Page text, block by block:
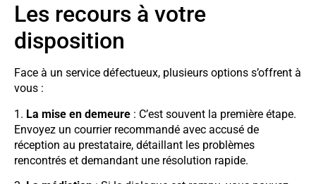
Les recours à votre
disposition
Face à un service défectueux, plusieurs options s’offrent à
vous :
1. La mise en demeure : C’est souvent la première étape.
Envoyez un courrier recommandé avec accusé de
réception au prestataire, détaillant les problèmes
rencontrés et demandant une résolution rapide.